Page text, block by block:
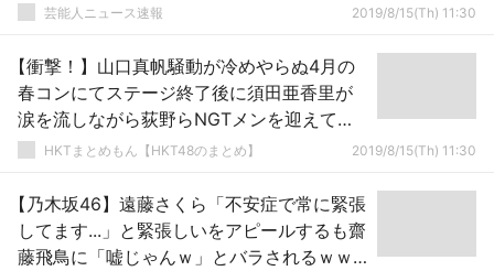
芸能人ニュース速報 2019/8/15(Th) 11:30
【衝撃！】山口真帆騒動が冷めやらぬ4月の
春コンにてステージ終了後に須田亜香里が
涙を流しながら荻野らNGTメンを迎えてい
た事が発覚！？
HKTまとめもん【HKT48のまとめ】 2019/8/15(Th) 11:30
【乃木坂46】遠藤さくら「不安症で常に緊張
してます...」と緊張しいをアピールするも齋
藤飛鳥に「嘘じゃんｗ」とバラされるｗｗ